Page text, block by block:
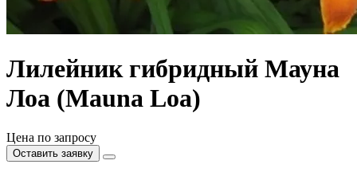
Лилейник гибридный Мауна
Лоа (Mauna Loa)
Цена по запросу
Оставить заявку